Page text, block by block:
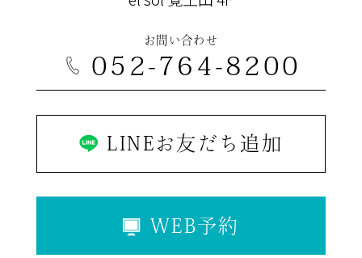
お問い合わせ
052-764-8200
LINEお友だち追加
WEB予約